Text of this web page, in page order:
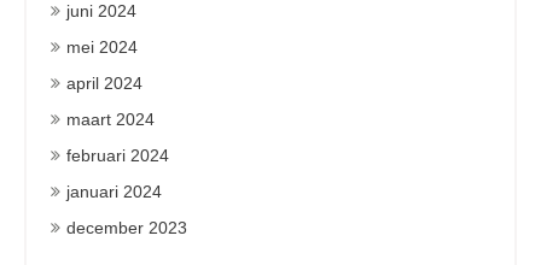
juni 2024
mei 2024
april 2024
maart 2024
februari 2024
januari 2024
december 2023